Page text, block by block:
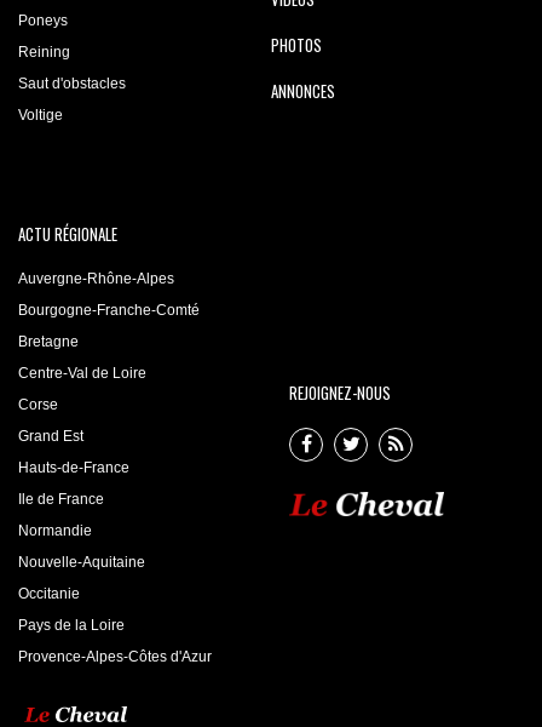
Poneys
Reining
Saut d'obstacles
Voltige
PHOTOS
ANNONCES
ACTU RÉGIONALE
Auvergne-Rhône-Alpes
Bourgogne-Franche-Comté
Bretagne
Centre-Val de Loire
Corse
Grand Est
Hauts-de-France
Ile de France
Normandie
Nouvelle-Aquitaine
Occitanie
Pays de la Loire
Provence-Alpes-Côtes d'Azur
REJOIGNEZ-NOUS